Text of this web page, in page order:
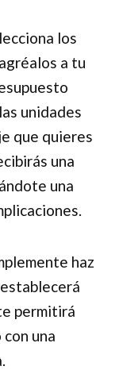
los
a tu
unidades
que quieres
una
una
haz
permitirá
una